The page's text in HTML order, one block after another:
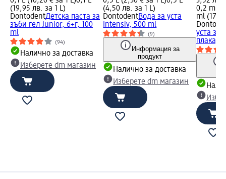
(19,95 лв. за 1 L)
DontodentДетска паста за
зъби гел Junior, 6+г, 100
ml
(94)
Налично за доставка
Изберете dm магазин
(4,50 лв. за 1 L)
DontodentВода за уста
Intensiv, 500 ml
(9)
Информация за
продукт
Налично за доставка
Изберете dm магазин
0,2 ml
ml
уста за
плака,